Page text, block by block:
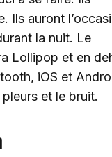
Ils auront
la nuit. Le
Lollipop et en
iOS et
et le bruit.